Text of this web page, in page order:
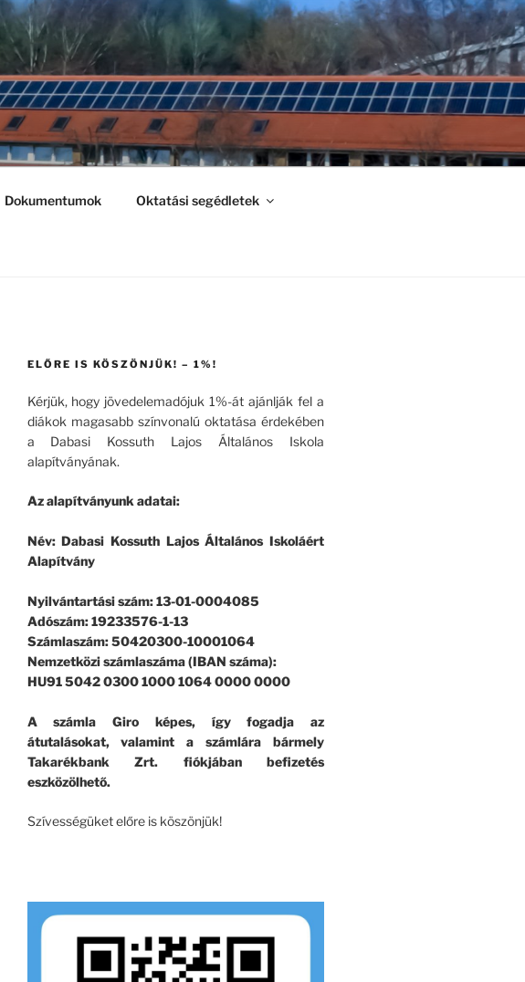
Dokumentumok Oktatási segédletek
ELŐRE IS KÖSZÖNJÜK! – 1%!
Kérjük, hogy jövedelemadójuk 1%-át ajánlják fel a
diákok magasabb színvonalú oktatása érdekében
a Dabasi Kossuth Lajos Általános Iskola
alapítványának.
Az alapítványunk adatai:
Név: Dabasi Kossuth Lajos Általános Iskoláért
Alapítvány
Nyilvántartási szám: 13-01-0004085
Adószám: 19233576-1-13
Számlaszám: 50420300-10001064
Nemzetközi számlaszáma (IBAN száma):
HU91 5042 0300 1000 1064 0000 0000
A számla Giro képes, így fogadja az
átutalásokat, valamint a számlára bármely
Takarékbank Zrt. fiókjában befizetés
eszközölhető.
Szívességüket előre is köszönjük!